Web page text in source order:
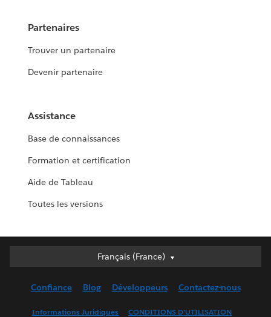
Partenaires
Trouver un partenaire
Devenir partenaire
Assistance
Base de connaissances
Formation et certification
Aide de Tableau
Toutes les versions
Français (France)
Français (France)
English (UK)
Confiance Blog Développeurs Contactez-nous
Informations Juridiques CONDITIONS D'UTILISATION